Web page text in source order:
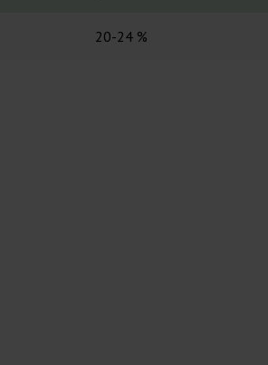
20-24 %